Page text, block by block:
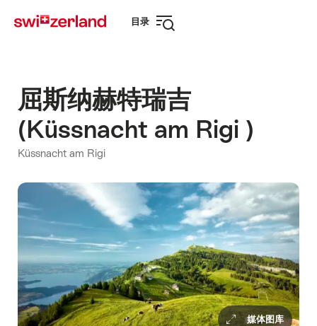
目录
屈斯纳赫特瑞吉
(Küssnacht am Rigi )
Küssnacht am Rigi
媒体图库